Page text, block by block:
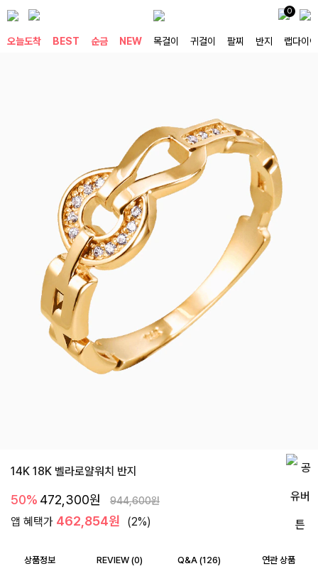
0
오늘도착 BEST 순금 NEW 목걸이 귀걸이 팔찌 반지 랩다이아
14K 18K 벨라로얄워치 반지
50% 472,300원 944,600원
앱 혜택가 462,854원 (2%)
상품정보 REVIEW (0) Q&A (126) 연관 상품